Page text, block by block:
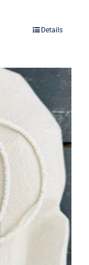
Details